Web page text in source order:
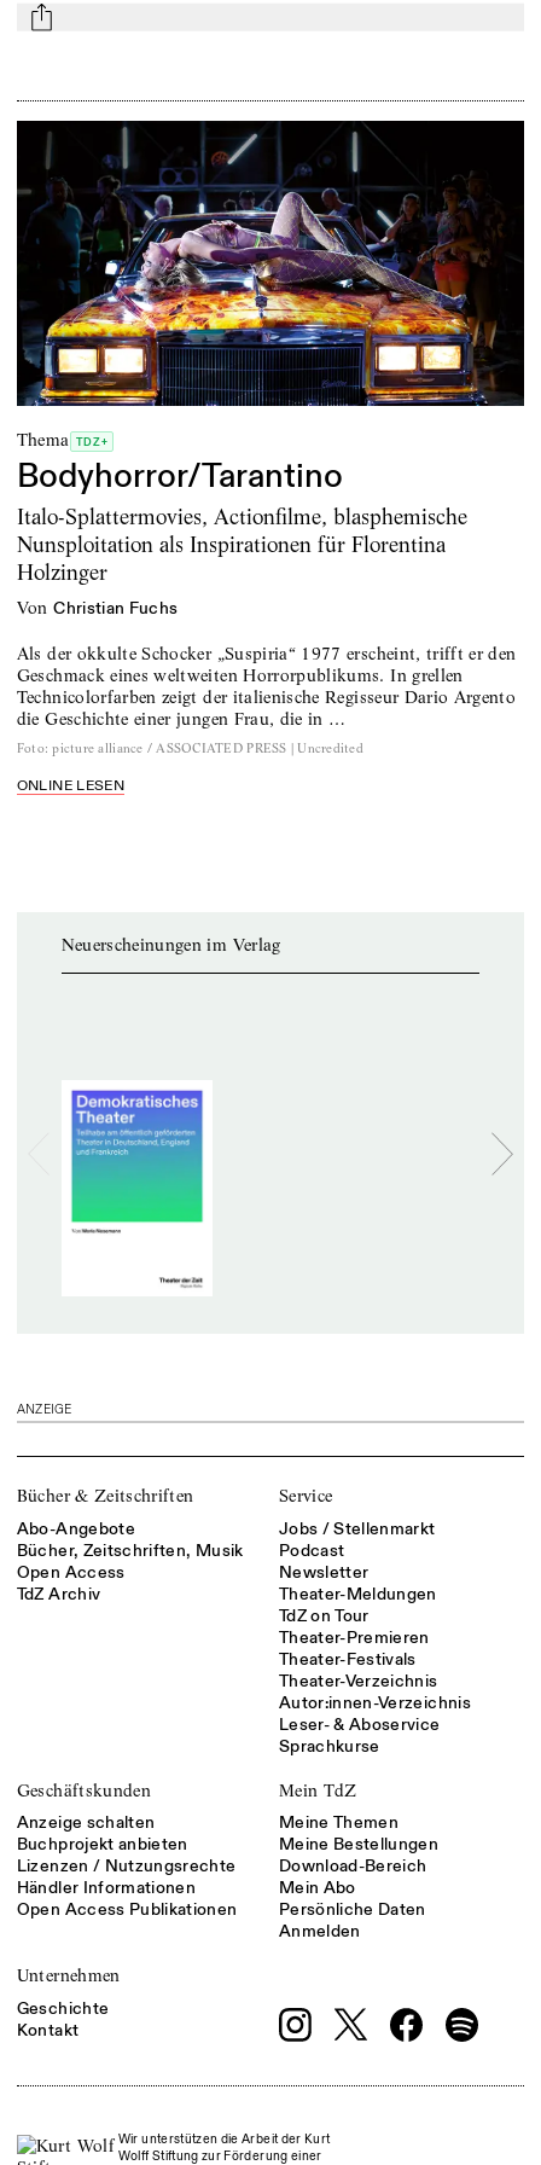
mail
Thema TDZ+
Bodyhorror/Tarantino
Italo-Splattermovies, Actionfilme, blasphemische
Nunsploitation als Inspirationen für Florentina
Holzinger
von Christian Fuchs
Als der okkulte Schocker „Suspiria“ 1977 erscheint, trifft er den
Geschmack eines weltweiten Horrorpublikums. In grellen
Technicolorfarben zeigt der italienische Regisseur Dario Argento
die Geschichte einer jungen Frau, die in …
Foto: picture alliance / ASSOCIATED PRESS | Uncredited
ONLINE LESEN
Neuerscheinungen im Verlag
ANZEIGE
Bücher & Zeitschriften
Abo-Angebote
Bücher, Zeitschriften, Musik
Open Access
TdZ Archiv
Service
Jobs / Stellenmarkt
Podcast
Newsletter
Theater-Meldungen
TdZ on Tour
Theater-Premieren
Theater-Festivals
Theater-Verzeichnis
Autor:innen-Verzeichnis
Leser- & Aboservice
Sprachkurse
Geschäftskunden
Anzeige schalten
Buchprojekt anbieten
Lizenzen / Nutzungsrechte
Händler Informationen
Open Access Publikationen
Mein TdZ
Meine Themen
Meine Bestellungen
Download-Bereich
Mein Abo
Persönliche Daten
Anmelden
Unternehmen
Geschichte
Kontakt
Wir unterstützen die Arbeit der Kurt
Wolff Stiftung zur Förderung einer